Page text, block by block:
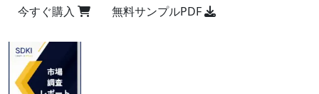
今すぐ購入
無料サンプルPDF